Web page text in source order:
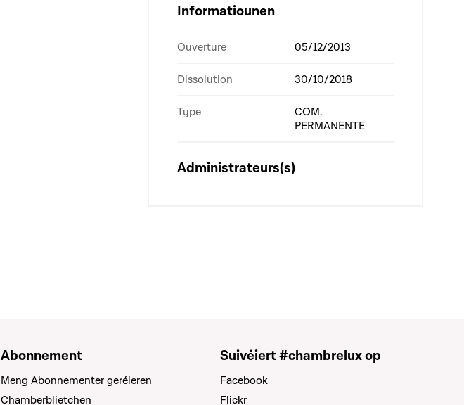
Informatiounen
Ouverture 05/12/2013
Dissolution 30/10/2018
Type
COM.
PERMANENTE
Administrateurs(s)
Abonnement
Meng Abonnementer geréieren
Chamberblietchen
Suivéiert #chambrelux op
Facebook
Flickr